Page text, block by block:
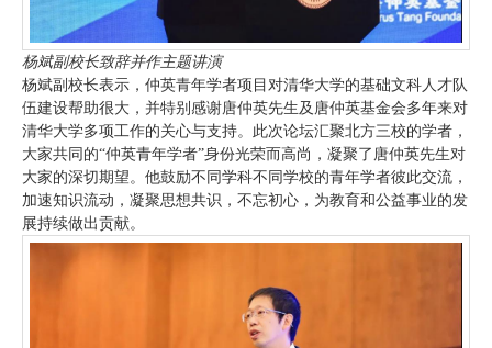
杨斌副校长致辞并作主题讲演
杨斌副校长表示，仲英青年学者项目对清华大学的基础文科人才队
伍建设帮助很大，并特别感谢唐仲英先生及唐仲英基金会多年来对
清华大学多项工作的关心与支持。此次论坛汇聚北方三校的学者，
大家共同的“仲英青年学者”身份光荣而高尚，凝聚了唐仲英先生对
大家的深切期望。他鼓励不同学科不同学校的青年学者彼此交流，
加速知识流动，凝聚思想共识，不忘初心，为教育和公益事业的发
展持续做出贡献。